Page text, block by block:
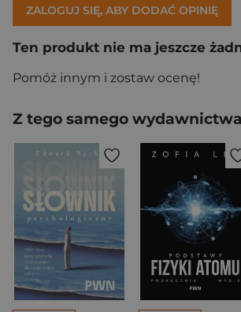
ZALOGUJ SIĘ, ABY DODAĆ OPINIĘ
Ten produkt nie ma jeszcze
Pomóż innym i zostaw ocenę!
Z tego samego wydawnictwa